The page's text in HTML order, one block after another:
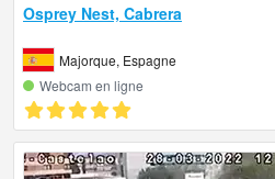
Osprey Nest, Cabrera
Majorque, Espagne
Webcam en ligne